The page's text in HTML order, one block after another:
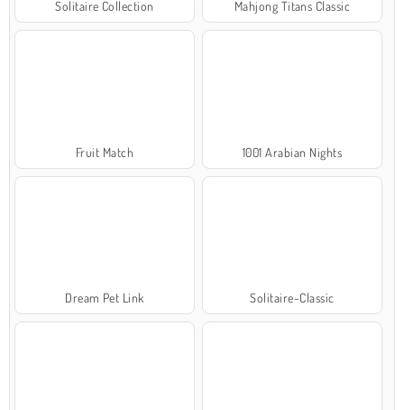
Solitaire Collection Mahjong Titans Classic
Fruit Match 1001 Arabian Nights
Dream Pet Link Solitaire-Classic